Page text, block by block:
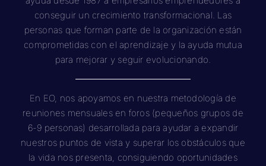
conseguir un crecimiento transformacional. Las
personas que forman parte de la organización están
comprometidas con el aprendizaje y la ayuda mutua
para mejorar y seguir evolucionando.
En EO, nos apoyamos en nuestra metodología de
reuniones mensuales en foros (pequeños grupos de
6-9 personas) desarrollada para ayudar a expandir
nuestros puntos de vista y superar los obstáculos que
la vida nos presenta, consiguiendo oportunidades